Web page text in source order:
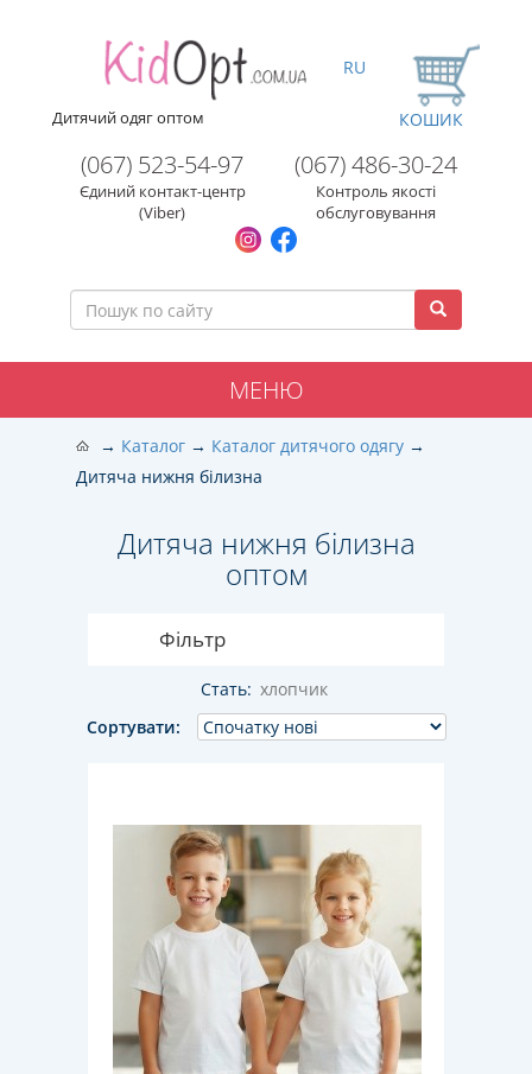
Дитячий одяг оптом
(067) 523-54-97
Єдиний контакт-центр
(Viber)
(067) 486-30-24
Контроль якості
обслуговування
RU
КОШИК
МЕНЮ
Каталог
Каталог дитячого одягу
Дитяча нижня білизна
Дитяча нижня білизна
оптом
Фільтр
Стать: хлопчик
Сортувати: